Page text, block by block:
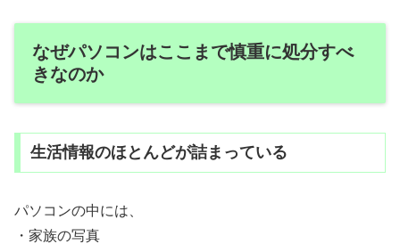
なぜパソコンはここまで慎重に処分すべ
きなのか
生活情報のほとんどが詰まっている
パソコンの中には、
・家族の写真